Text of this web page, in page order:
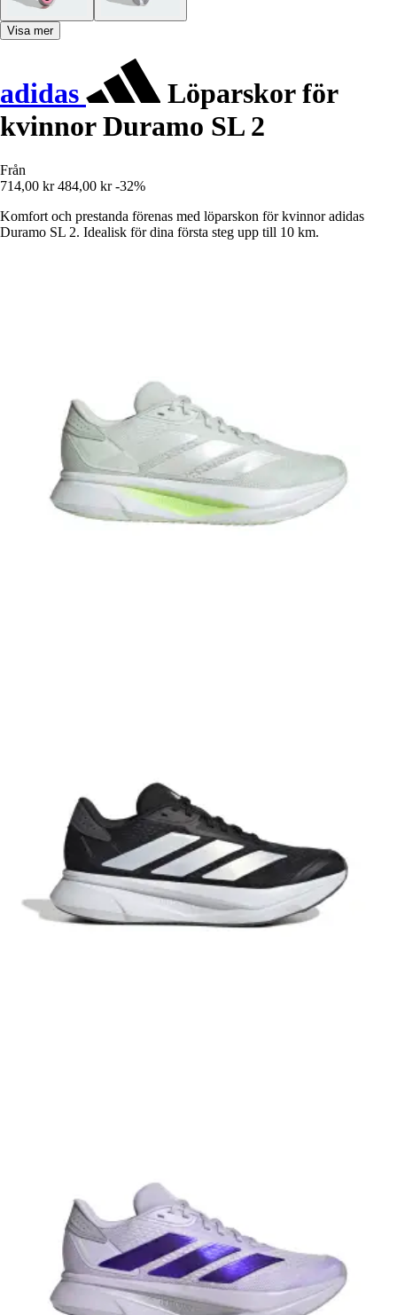
Visa mer
adidas
Löparskor för
kvinnor Duramo SL 2
Från
714,00 kr 484,00 kr -32%
Komfort och prestanda förenas med löparskon för kvinnor adidas
Duramo SL 2. Idealisk för dina första steg upp till 10 km.